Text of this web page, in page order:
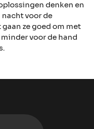
denken en
voor de
ze goed om met
voor de hand